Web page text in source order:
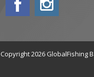
Copyright 2026 GlobalFishing